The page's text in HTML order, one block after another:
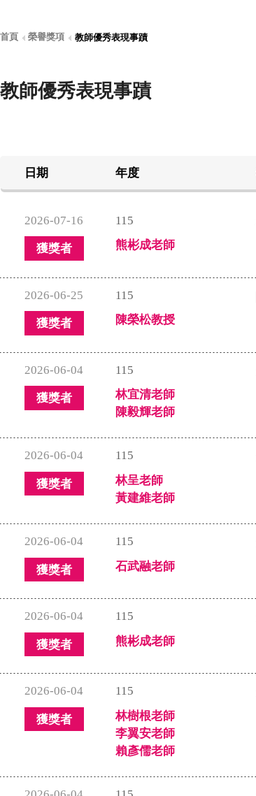
首頁 榮譽獎項 教師優秀表現事蹟
教師優秀表現事蹟
日期 年度
2026-07-16 115
獲獎者
熊彬成老師
2026-06-25 115
獲獎者
陳榮松教授
2026-06-04 115
獲獎者
林宜清老師
陳毅輝老師
2026-06-04 115
獲獎者
林呈老師
黃建維老師
2026-06-04 115
獲獎者
石武融老師
2026-06-04 115
獲獎者
熊彬成老師
2026-06-04 115
獲獎者
林樹根老師
李翼安老師
賴彥儒老師